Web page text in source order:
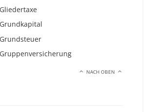
Gliedertaxe
Grundkapital
Grundsteuer
Gruppenversicherung
NACH OBEN